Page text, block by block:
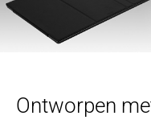
Ontworpen